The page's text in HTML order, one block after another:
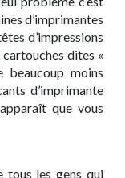
d’imprimantes
d’impressions
dites «
beaucoup moins
d’imprimante
que vous
tous les gens qui